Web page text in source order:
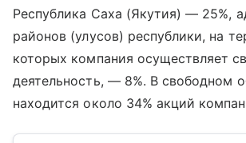
Республика Саха (Якутия) — 25%,
районов (улусов) республики, на
которых компания осуществляет
деятельность, — 8%. В свободном
находится около 34% акций